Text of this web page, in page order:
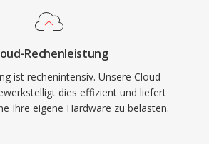
das Interesse an
und
verankert ist.
Rechenleistung
ist rechenintensiv. Unsere Cloud-
dies effizient und liefert
Ihre eigene Hardware zu belasten.